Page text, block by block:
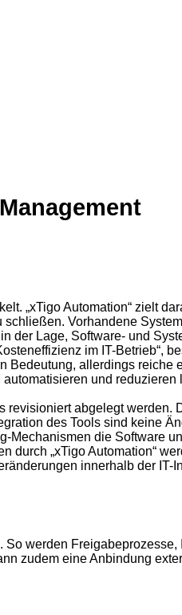
„xTigo Automation“ zielt
Vorhandene
der Lage, Software- und
im IT-Betrieb“,
Bedeutung, allerdings reiche
und reduzieren
revisioniert abgelegt werden.
des Tools sind keine
Mechanismen die Software
durch „xTigo Automation“
innerhalb der IT-
werden Freigabeprozesse,
zudem eine Anbindung